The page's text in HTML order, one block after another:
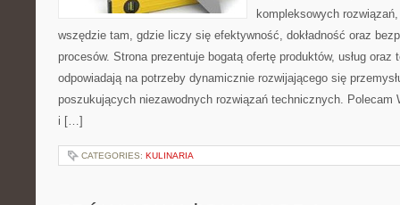
kompleksowych
wszędzie tam, gdzie liczy się efektywność, dokładność oraz
procesów. Strona prezentuje bogatą ofertę produktów, usług oraz
odpowiadają na potrzeby dynamicznie rozwijającego się
poszukujących niezawodnych rozwiązań technicznych. Polecam
i […]
CATEGORIES: KULINARIA